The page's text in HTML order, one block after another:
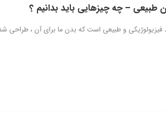
طبیعی – چه چیزهایی باید بدانیم ؟
فیزیولوژیکی و طبیعی است که بدن ما برای آن ، طراحی